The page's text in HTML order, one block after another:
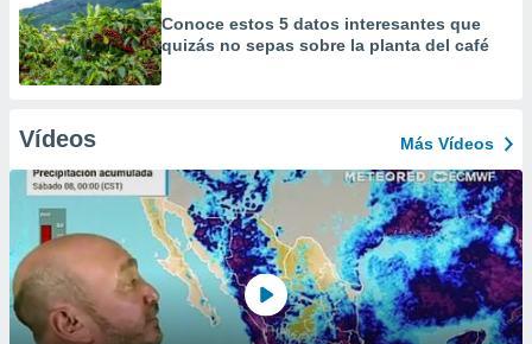
Conoce estos 5 datos interesantes que
quizás no sepas sobre la planta del café
Vídeos Más Vídeos